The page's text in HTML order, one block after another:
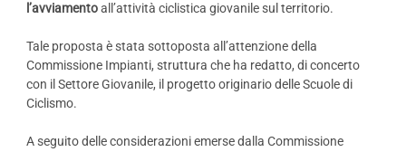
l’avviamentoall’attività ciclistica giovanile sul territorio.
Tale proposta è stata sottoposta all’attenzione della
Commissione Impianti, struttura che ha redatto, di concerto
con il Settore Giovanile, il progetto originario delle Scuole di
Ciclismo.
A seguito delle considerazioni emerse dalla Commissione